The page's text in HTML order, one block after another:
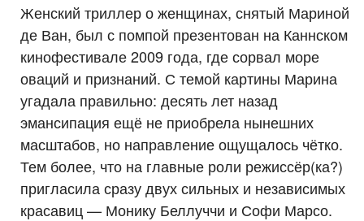
Женский триллер о женщинах, снятый Мариной
де Ван, был с помпой презентован на Каннском
кинофестивале 2009 года, где сорвал море
оваций и признаний. С темой картины Марина
угадала правильно: десять лет назад
эмансипация ещё не приобрела нынешних
масштабов, но направление ощущалось чётко.
Тем более, что на главные роли режиссёр(ка?)
пригласила сразу двух сильных и независимых
красавиц — Монику Беллуччи и Софи Марсо.